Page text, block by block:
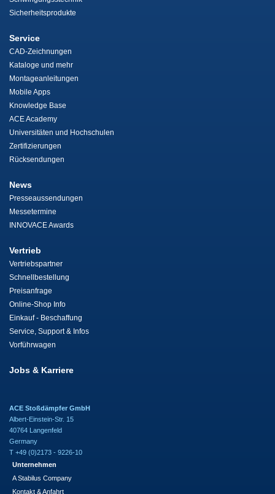
Sicherheitsprodukte
Service
CAD-Zeichnungen
Kataloge und mehr
Montageanleitungen
Mobile Apps
Knowledge Base
ACE Academy
Universitäten und Hochschulen
Zertifizierungen
Rücksendungen
News
Presseaussendungen
Messetermine
INNOVACE Awards
Vertrieb
Vertriebspartner
Schnellbestellung
Preisanfrage
Online-Shop Info
Einkauf - Beschaffung
Service, Support & Infos
Vorführwagen
Jobs & Karriere
ACE Stoßdämpfer GmbH
Albert-Einstein-Str. 15
40764 Langenfeld
Germany
T +49 (0)2173 - 9226-10
Unternehmen
A Stabilus Company
Kontakt & Anfahrt